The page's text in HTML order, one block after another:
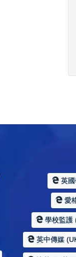
英國
愛
學校監護
英中傳媒